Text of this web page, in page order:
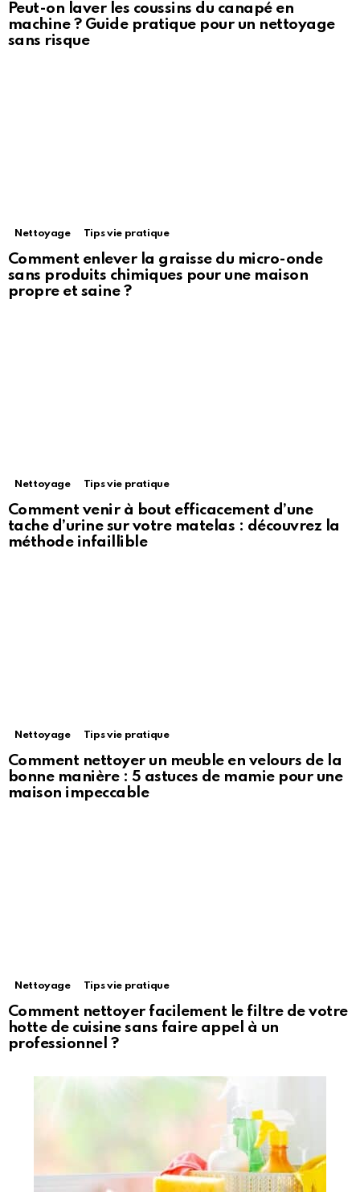
Peut-on laver les coussins du canapé en
machine ? Guide pratique pour un nettoyage
sans risque
Nettoyage Tips vie pratique
Comment enlever la graisse du micro-onde
sans produits chimiques pour une maison
propre et saine ?
Nettoyage Tips vie pratique
Comment venir à bout efficacement d’une
tache d’urine sur votre matelas : découvrez la
méthode infaillible
Nettoyage Tips vie pratique
Comment nettoyer un meuble en velours de la
bonne manière : 5 astuces de mamie pour une
maison impeccable
Nettoyage Tips vie pratique
Comment nettoyer facilement le filtre de votre
hotte de cuisine sans faire appel à un
professionnel ?